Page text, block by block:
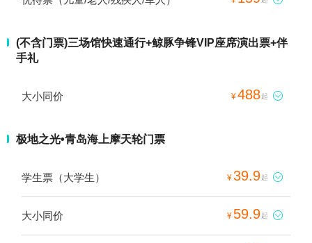
(不含门票)三场馆快速通行+鲸豚争锋VIP座席演出票+伴
手礼
大小同价 ¥488起 
极地之光•青岛海上摩天轮门票
学生票（大学生） ¥39.9起 
大小同价 ¥ 59.9起 